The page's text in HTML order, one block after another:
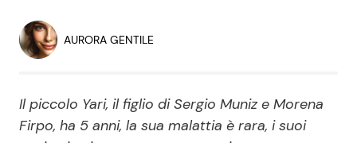
Economia
Persone Scomparse Programmi TV
AURORA GENTILE
Il piccolo Yari, il figlio di Sergio Muniz e Morena
Firpo, ha 5 anni, la sua malattia è rara, i suoi